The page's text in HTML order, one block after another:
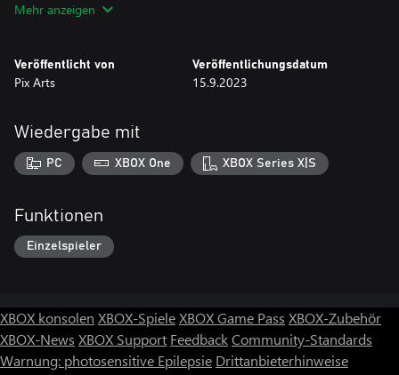
-Jedes Team hat seine eigene Spielergeschwindigkeit, Strike
Dribbeln, Kopfball, Roulette,
Tackle usw..
Italienisch, Portugiesisch (Fußballspiele nur in Englisch)
Du wirst nie alleine laufen!
Mehr anzeigen
Veröffentlicht von
Pix Arts
Veröffentlichungsdatum
15.9.2023
Wiedergabe mit
PC XBOX One XBOX Series X|S
Funktionen
Einzelspieler
XBOX konsolen XBOX-SpieleXBOX Game Pass XBOX-Zubehör
XBOX-News XBOX Support FeedbackCommunity-Standards
Warnung: photosensitive Epilepsie Drittanbieterhinweise